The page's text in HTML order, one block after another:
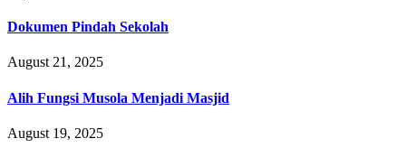
Dokumen Pindah Sekolah
August 21, 2025
Alih Fungsi Musola Menjadi Masjid
August 19, 2025